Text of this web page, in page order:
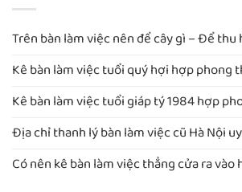
Trên bàn làm việc nên để cây gì – Để
Kê bàn làm việc tuổi quý hợi hợp phong
Kê bàn làm việc tuổi giáp tý 1984 hợp
Địa chỉ thanh lý bàn làm việc cũ Hà Nội
Có nên kê bàn làm việc thẳng cửa ra vào